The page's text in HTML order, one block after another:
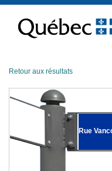
contenu
Retour aux résultats
Rue